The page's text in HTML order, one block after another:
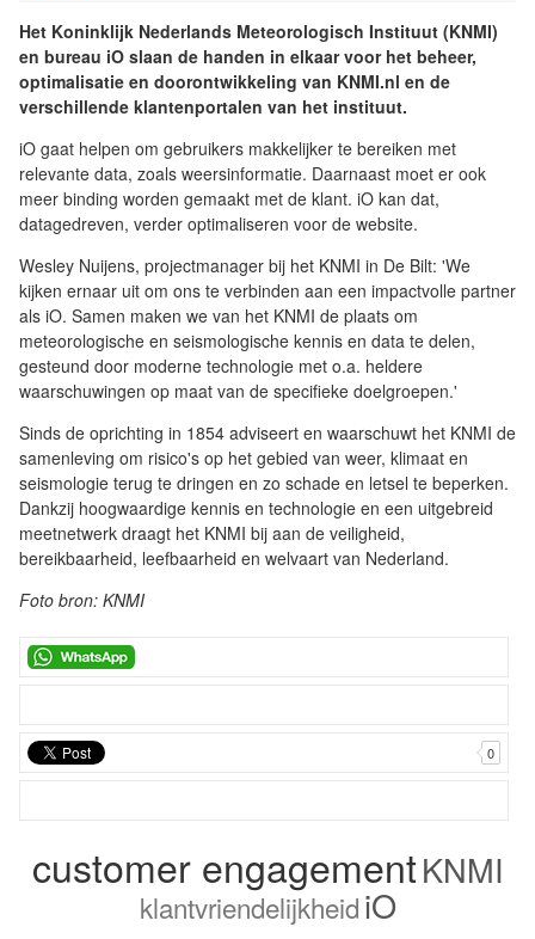
Het Koninklijk Nederlands Meteorologisch Instituut (KNMI)
en bureau iO slaan de handen in elkaar voor het beheer,
optimalisatie en doorontwikkeling van KNMI.nl en de
verschillende klantenportalen van het instituut.
iO gaat helpen om gebruikers makkelijker te bereiken met
relevante data, zoals weersinformatie. Daarnaast moet er ook
meer binding worden gemaakt met de klant. iO kan dat,
datagedreven, verder optimaliseren voor de website.
Wesley Nuijens, projectmanager bij het KNMI in De Bilt: 'We
kijken ernaar uit om ons te verbinden aan een impactvolle partner
als iO. Samen maken we van het KNMI de plaats om
meteorologische en seismologische kennis en data te delen,
gesteund door moderne technologie met o.a. heldere
waarschuwingen op maat van de specifieke doelgroepen.'
Sinds de oprichting in 1854 adviseert en waarschuwt het KNMI de
samenleving om risico's op het gebied van weer, klimaat en
seismologie terug te dringen en zo schade en letsel te beperken.
Dankzij hoogwaardige kennis en technologie en een uitgebreid
meetnetwerk draagt het KNMI bij aan de veiligheid,
bereikbaarheid, leefbaarheid en welvaart van Nederland.
Foto bron: KNMI
0
customer engagementKNMI
klantvriendelijkheidiO